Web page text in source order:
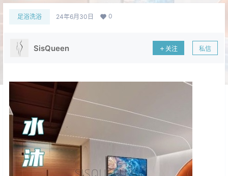
足浴洗浴 24年6月30日 0
SisQueen 关注 私信